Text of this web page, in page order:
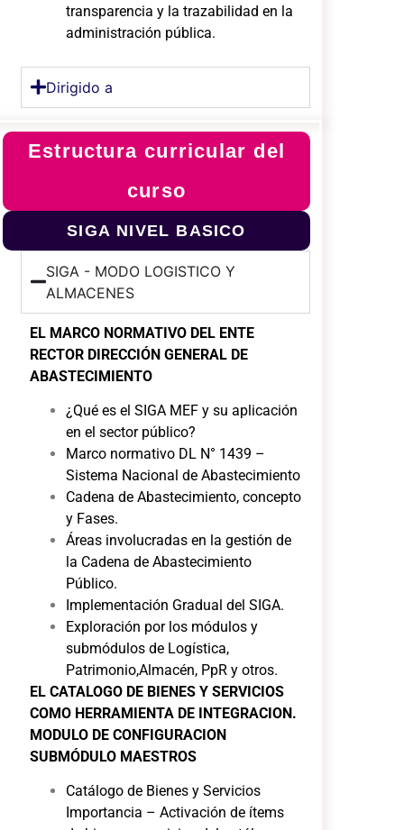
transparencia y la trazabilidad en la
administración pública.
Dirigido a
Estructura curricular del
curso
SIGA NIVEL BASICO
SIGA - MODO LOGISTICO Y
ALMACENES
EL MARCO NORMATIVO DEL ENTE
RECTOR DIRECCIÓN GENERAL DE
ABASTECIMIENTO
¿Qué es el SIGA MEF y su aplicación
en el sector público?
Marco normativo DL N° 1439 –
Sistema Nacional de Abastecimiento
Cadena de Abastecimiento, concepto
y Fases.
Áreas involucradas en la gestión de
la Cadena de Abastecimiento
Público.
Implementación Gradual del SIGA.
Exploración por los módulos y
submódulos de Logística,
Patrimonio,Almacén, PpR y otros.
EL CATALOGO DE BIENES Y SERVICIOS
COMO HERRAMIENTA DE INTEGRACION.
MODULO DE CONFIGURACION
SUBMÓDULO MAESTROS
Catálogo de Bienes y Servicios
Importancia – Activación de ítems